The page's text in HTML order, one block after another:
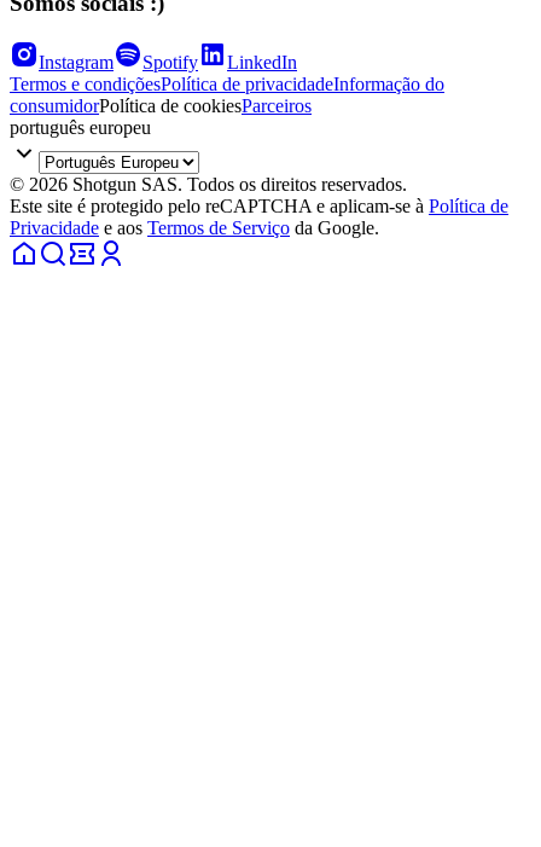
Instagram Spotify
LinkedIn
Termos e condiçõesPolítica de privacidadeInformação do
consumidorPolítica de cookiesParceiros
português europeu
© 2026 Shotgun SAS. Todos os direitos reservados.
Este site é protegido pelo reCAPTCHA e aplicam-se à Política de
Privacidade e aos Termos de Serviço da Google.